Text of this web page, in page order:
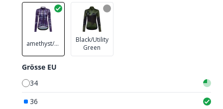
amethyst/purple
Black/Utility
Green
Grösse EU
34
36